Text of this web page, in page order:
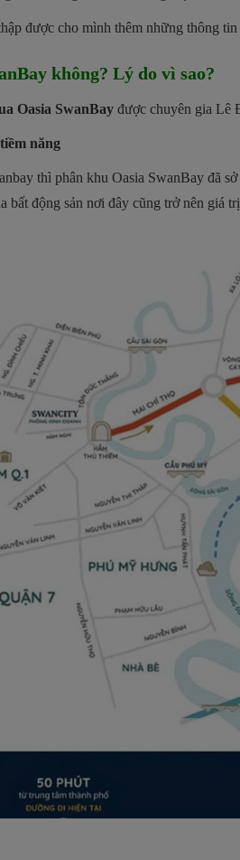
được cho mình thêm những thông
không? Lý do vì sao?
Oasia SwanBay được chuyên gia Lê
năng
thì phân khu Oasia SwanBay đã
bất động sản nơi đây cũng trở nên giá